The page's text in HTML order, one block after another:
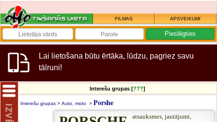
FILMAS APSVEIKUMI
Lai lietošana būtu ērtāka, lūdzu, pagriez savu
tālruni!
Interešu grupas [???]
Interešu grupas > Auto, moto > Porshe
atsauksmes, jautājumi,